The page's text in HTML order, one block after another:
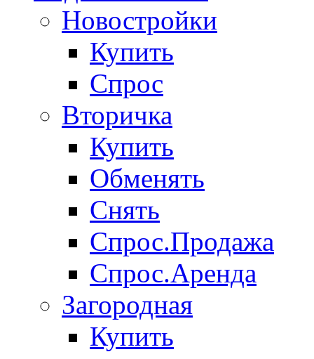
Новостройки
Купить
Спрос
Вторичка
Купить
Обменять
Снять
Спрос.Продажа
Спрос.Аренда
Загородная
Купить